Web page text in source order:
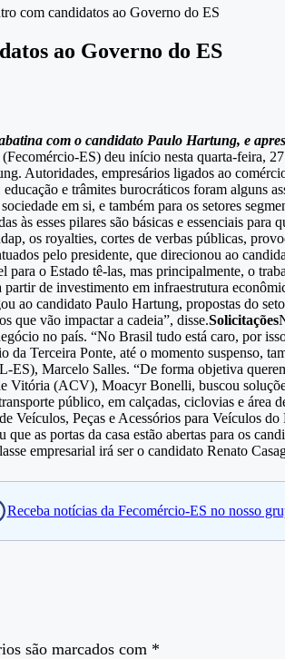
com candidatos ao Governo do ES
ao Governo do ES
com o candidato Paulo Hartung, e
ES) deu início nesta quarta-feira,
Autoridades, empresários ligados ao
e trâmites burocráticos foram alguns
em si, e também para os setores
às esses pilares são básicas e essenciais
os royalties, cortes de verbas públicas,
pelo presidente, que direcionou ao
o Estado tê-las, mas principalmente, o
de investimento em infraestrutura
ao candidato Paulo Hartung, propostas do
que vão impactar a cadeia”, disse.Solicitações
no país. “No Brasil tudo está caro, por
da Terceira Ponte, até o momento suspenso,
Marcelo Salles. “De forma objetiva
Vitória (ACV), Moacyr Bonelli, buscou
público, em calçadas, ciclovias e área
Veículos, Peças e Acessórios para Veículos
as portas da casa estão abertas para os
empresarial irá ser o candidato Renato
Receba notícias da Fecomércio-ES no nosso
são marcados com *